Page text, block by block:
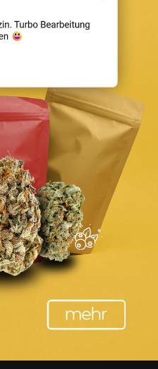
um uns mitzuteilen,
auch einige Ihrer
kann, die wir anbieten